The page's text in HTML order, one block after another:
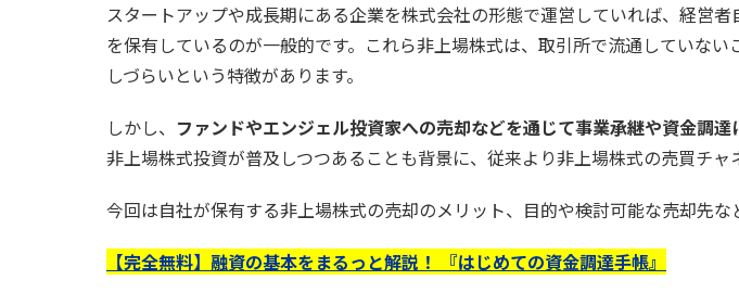
スタートアップや成長期にある企業を株式会社の形態で運営していれば、経営
を保有しているのが一般的です。これら非上場株式は、取引所で流通していな
しづらいという特徴があります。
しかし、 ファンドやエンジェル投資家への売却などを通じて事業承継や資金調達
非上場株式投資が普及しつつあることも背景に、従来より非上場株式の売買チャ
今回は自社が保有する非上場株式の売却のメリット、目的や検討可能な売却先な
【完全無料】融資の基本をまるっと解説！ 『はじめての資金調達手帳』